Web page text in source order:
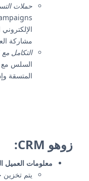
حملات
مشاركة
التكامل مع CRM:
المتسقة
زوهو CRM:
معلومات العميل
يتم تخزين